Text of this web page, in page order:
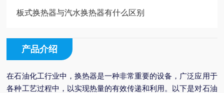
板式换热器与汽水换热器有什么区别
产品介绍
在石油化工行业中，换热器是一种非常重要的设备，广泛应用于
各种工艺过程中，以实现热量的有效传递和利用。以下是对石油